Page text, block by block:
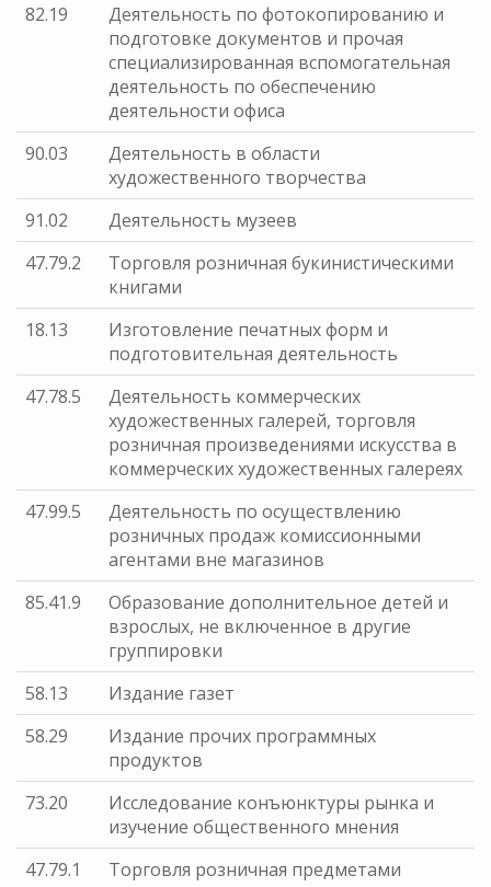
82.19
Деятельность по фотокопированию и
подготовке документов и прочая
специализированная вспомогательная
деятельность по обеспечению
деятельности офиса
90.03
Деятельность в области
художественного творчества
91.02
Деятельность музеев
47.79.2
Торговля розничная букинистическими
книгами
18.13
Изготовление печатных форм и
подготовительная деятельность
47.78.5
Деятельность коммерческих
художественных галерей, торговля
розничная произведениями искусства в
коммерческих художественных галереях
47.99.5
Деятельность по осуществлению
розничных продаж комиссионными
агентами вне магазинов
85.41.9
Образование дополнительное детей и
взрослых, не включенное в другие
группировки
58.13
Издание газет
58.29
Издание прочих программных
продуктов
73.20
Исследование конъюнктуры рынка и
изучение общественного мнения
47.79.1
Торговля розничная предметами